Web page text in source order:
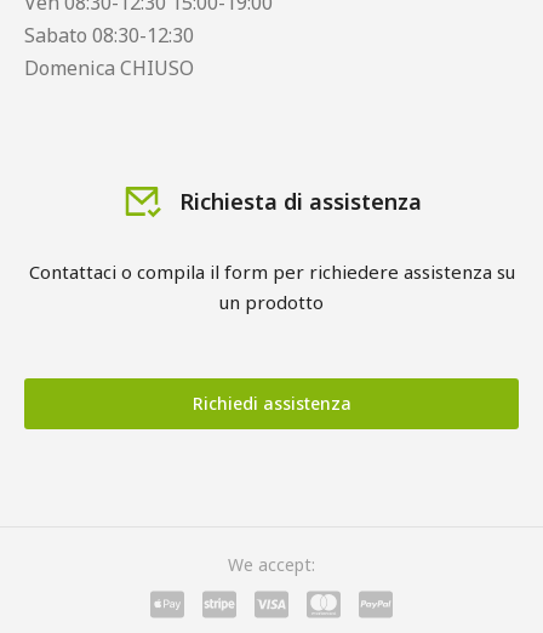
Sabato 08:30-12:30
Domenica CHIUSO
Richiesta di assistenza
Contattaci o compila il form per richiedere assistenza su
un prodotto
Richiedi assistenza
We accept: